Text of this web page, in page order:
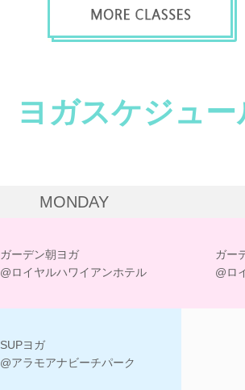
ヨガスケジュー
MONDAY
ガーデン朝ヨガ
@ロイヤルハワイアンホテル
ガー
@ロ
SUPヨガ
@アラモアナビーチパーク